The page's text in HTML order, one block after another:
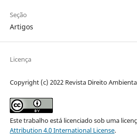
Seção
Artigos
Licença
Copyright (c) 2022 Revista Direito
Este trabalho está licenciado sob uma
Attribution 4.0 International License.